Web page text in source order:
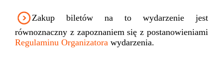
Zakup biletów na to wydarzenie jest
równoznaczny z zapoznaniem się z postanowieniami
Regulaminu Organizatora wydarzenia.